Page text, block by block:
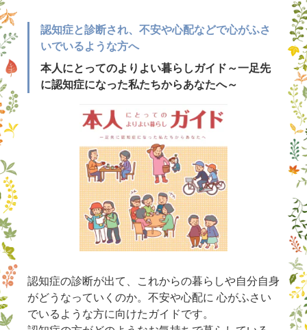
認知症と診断され、不安や心配などで心がふさ
いでいるような方へ
本人にとってのよりよい暮らしガイド～一足先
に認知症になった私たちからあなたへ～
認知症の診断が出て、これからの暮らしや自分自身
がどうなっていくのか。不安や心配に 心がふさい
でいるような方に向けたガイドです。